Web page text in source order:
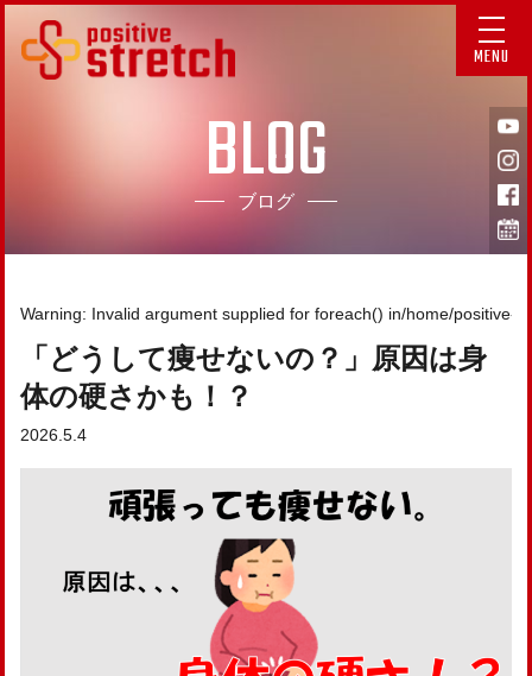
MENU
BLOG
ブログ
Warning: Invalid argument supplied for foreach() in/home/positive-
「どうして痩せないの？」原因は身
体の硬さかも！？
2026.5.4